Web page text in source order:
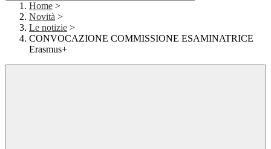
Home >
Novità >
Le notizie >
CONVOCAZIONE COMMISSIONE ESAMINATRICE
Erasmus+